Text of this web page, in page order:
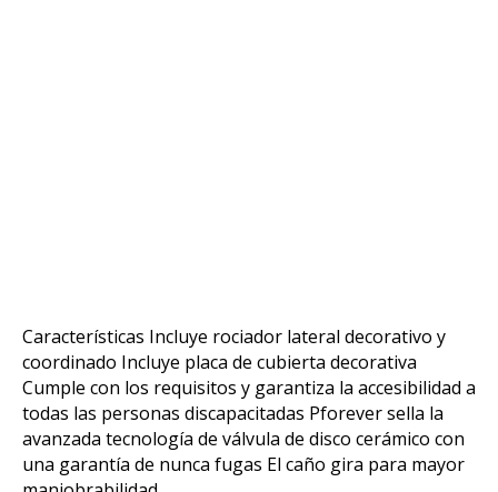
Características Incluye rociador lateral decorativo y
coordinado Incluye placa de cubierta decorativa
Cumple con los requisitos y garantiza la accesibilidad a
todas las personas discapacitadas Pforever sella la
avanzada tecnología de válvula de disco cerámico con
una garantía de nunca fugas El caño gira para mayor